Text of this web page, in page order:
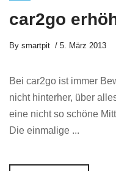
car2go
By smartpit 5. März 2013
Bei car2go ist immer
nicht hinterher, über
eine nicht so schöne
Die einmalige ...